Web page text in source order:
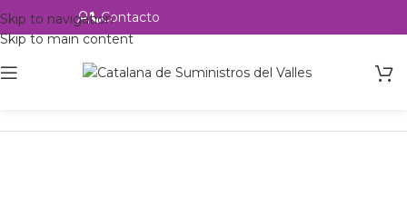
Skip to navigation
Skip to main content
Contacto